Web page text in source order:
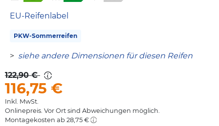
EU-Reifenlabel
PKW-Sommerreifen
> siehe andere Dimensionen für diesen Reifen
122,90 €
116,75 €
Inkl. MwSt.
Onlinepreis. Vor Ort sind Abweichungen möglich.
Montagekosten ab 28,75 €